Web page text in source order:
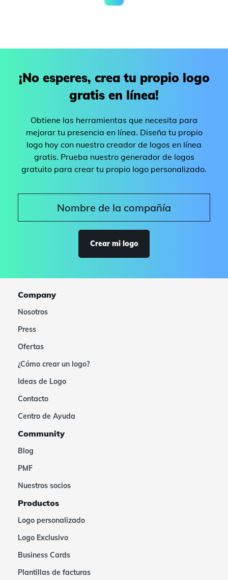
¡No esperes, crea tu propio logo
gratis en línea!
Obtiene las herramientas que necesita para
mejorar tu presencia en línea. Diseña tu propio
logo hoy con nuestro creador de logos en línea
gratis. Prueba nuestro generador de logos
gratuito para crear tu propio logo personalizado.
Crear mi logo
Company
Nosotros
Press
Ofertas
¿Cómo crear un logo?
Ideas de Logo
Contacto
Centro de Ayuda
Community
Blog
PMF
Nuestros socios
Productos
Logo personalizado
Logo Exclusivo
Business Cards
Plantillas de facturas